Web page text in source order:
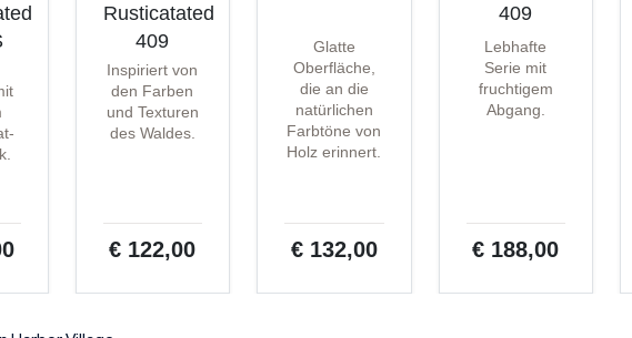
Rusticatated
409
Inspiriert von
den Farben
und Texturen
des Waldes.
€ 122,00
Glatte
Oberfläche,
die an die
natürlichen
Farbtöne von
Holz erinnert.
€ 132,00
409
Lebhafte
Serie mit
fruchtigem
Abgang.
€ 188,00